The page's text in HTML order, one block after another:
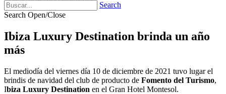
Search
Search Open/Close
Ibiza Luxury Destination brinda un año
más
El mediodía del viernes día 10 de diciembre de 2021 tuvo lugar el
brindis de navidad del club de producto de Fomento del Turismo,
Ibiza Luxury Destination en el Gran Hotel Montesol.